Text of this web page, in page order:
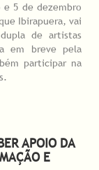
5 de dezembro
Ibirapuera, vai
de artistas
em breve pela
participar na
APOIO DA
E